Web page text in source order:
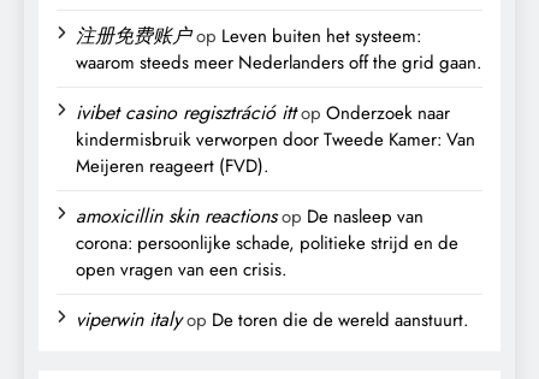
注册免费账户op Leven buiten het systeem:
waarom steeds meer Nederlanders off the grid gaan.
ivibet casino regisztráció ittop Onderzoek naar
kindermisbruik verworpen door Tweede Kamer: Van
Meijeren reageert (FVD).
amoxicillin skin reactionsop De nasleep van
corona: persoonlijke schade, politieke strijd en de
open vragen van een crisis.
viperwin italyop De toren die de wereld aanstuurt.